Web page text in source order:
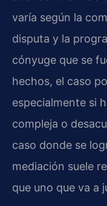
varía según la
disputa y la
cónyuge que se
hechos, el caso
especialmente si
compleja o
caso donde se
mediación suele
que uno que va a